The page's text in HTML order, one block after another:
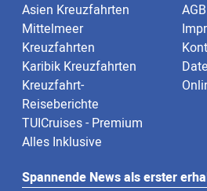
Asien Kreuzfahrten
Mittelmeer
Kreuzfahrten
Karibik Kreuzfahrten
Kreuzfahrt-
Reiseberichte
TUICruises - Premium
Alles Inklusive
AGB
Spannende News als erster